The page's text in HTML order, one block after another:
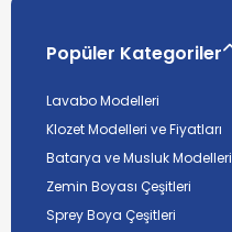
Popüler Kategoriler
Lavabo Modelleri
Klozet Modelleri ve Fiyatları
Batarya ve Musluk Modelleri
Zemin Boyası Çeşitleri
Sprey Boya Çeşitleri